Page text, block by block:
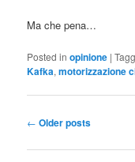
Ma che pena…
Posted in opinione |
Kafka,motorizzazione
Post
← Older posts